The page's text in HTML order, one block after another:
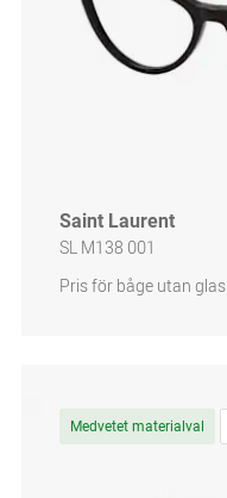
Saint Laurent
SL M138 001
Pris för båge utan glas
Medvetet materialval